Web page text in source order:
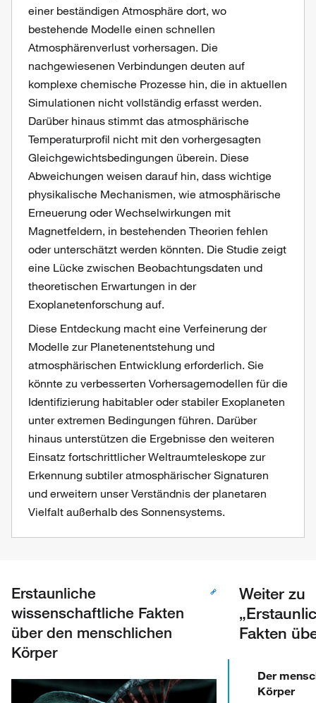
einer beständigen Atmosphäre dort, wo
bestehende Modelle einen schnellen
Atmosphärenverlust vorhersagen. Die
nachgewiesenen Verbindungen deuten auf
komplexe chemische Prozesse hin, die in aktuellen
Simulationen nicht vollständig erfasst werden.
Darüber hinaus stimmt das atmosphärische
Temperaturprofil nicht mit den vorhergesagten
Gleichgewichtsbedingungen überein. Diese
Abweichungen weisen darauf hin, dass wichtige
physikalische Mechanismen, wie atmosphärische
Erneuerung oder Wechselwirkungen mit
Magnetfeldern, in bestehenden Theorien fehlen
oder unterschätzt werden könnten. Die Studie zeigt
eine Lücke zwischen Beobachtungsdaten und
theoretischen Erwartungen in der
Exoplanetenforschung auf.
Diese Entdeckung macht eine Verfeinerung der
Modelle zur Planetenentstehung und
atmosphärischen Entwicklung erforderlich. Sie
könnte zu verbesserten Vorhersagemodellen für die
Identifizierung habitabler oder stabiler Exoplaneten
unter extremen Bedingungen führen. Darüber
hinaus unterstützen die Ergebnisse den weiteren
Einsatz fortschrittlicher Weltraumteleskope zur
Erkennung subtiler atmosphärischer Signaturen
und erweitern unser Verständnis der planetaren
Vielfalt außerhalb des Sonnensystems.
Weiter zu
Fakten
Der
Körper
Erstaunliche
wissenschaftliche Fakten
über den menschlichen
Körper